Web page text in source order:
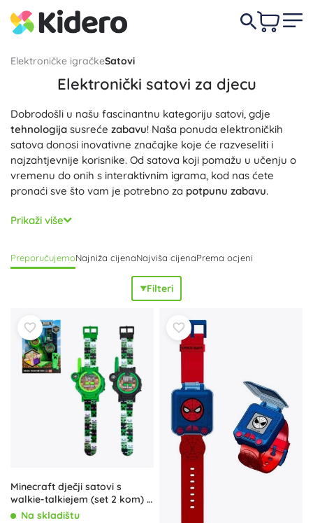
Elektroničke igračkeSatovi
Elektronički satovi za djecu
Dobrodošli u našu fascinantnu kategoriju satovi, gdje
tehnologija susreće zabavu! Naša ponuda elektroničkih
satova donosi inovativne značajke koje će razveseliti i
najzahtjevnije korisnike. Od satova koji pomažu u učenju o
vremenu do onih s interaktivnim igrama, kod nas ćete
pronaći sve što vam je potrebno za potpunu zabavu.
Istražite naš izvanredan izbor satova koji nude brojne
edukativne
za mlade istraživače. Ovi satovi omogućuju djeci da nauče
o vremenu i matematici nazabavan
propustite priliku da obogatite iskustvo svoje djece s našim
satovima! Bez obzira tražite li satove za
edukaciju, igru ili jednostavno zabavu, naša ponuda
osigurava da djeca svakodnevno istražuju nove
mogućnosti. Pronađiteidealne proizvode
pojačajte njihovu svakodnevicu s tehnologijom koja
.
Prikaži više
PreporučujemoNajniža cijenaNajviša cijenaPrema ocjeni
Filteri
Minecraft dječji satovi s
walkie-talkiejem (set 2 kom) s
LED svjetiljkom i kompasom
Na skladištu